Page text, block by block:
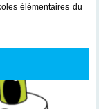
élémentaires du